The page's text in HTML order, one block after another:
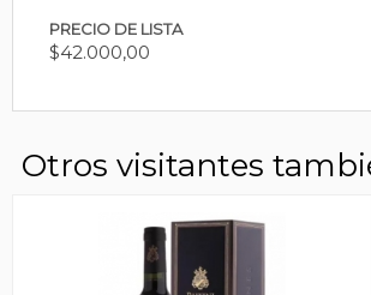
PRECIO DE LISTA
$42.000,00
Otros visitantes